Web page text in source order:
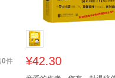
0件 ¥42.30